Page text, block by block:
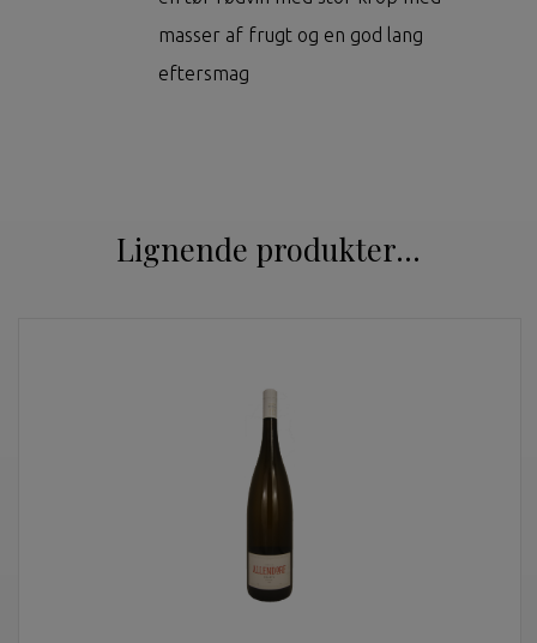
masser af frugt og en god lang
eftersmag
Lignende produkter...